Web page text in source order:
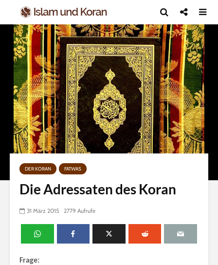
DER KORAN FATWAS
Die Adressaten des Koran
31 März 2015 2779 Aufrufe
Frage: